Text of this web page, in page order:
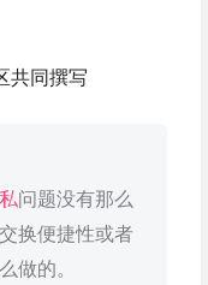
共同撰写
问题没有那么
换便捷性或者
做的。